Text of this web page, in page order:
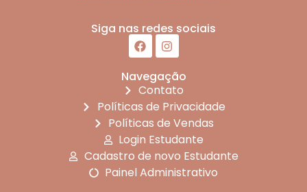
Siga nas redes sociais
Navegação
Contato
Políticas de Privacidade
Políticas de Vendas
Login Estudante
Cadastro de novo Estudante
Painel Administrativo